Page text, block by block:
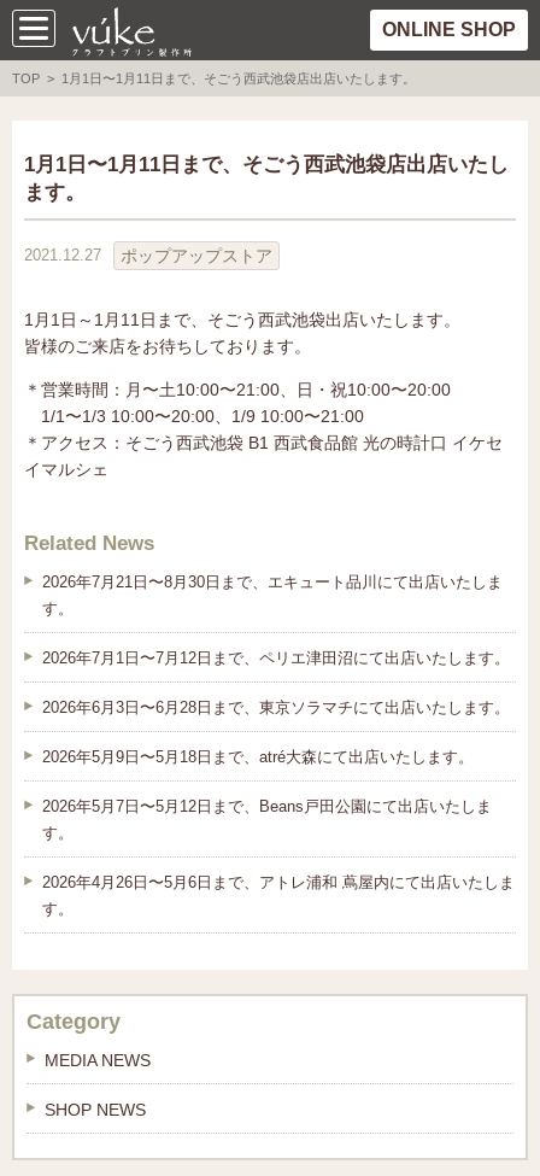
ONLINE SHOP
TOP > 1月1日〜1月11日まで、そごう西武池袋店出店いたします。
1月1日〜1月11日まで、そごう西武池袋店出店いたし
ます。
2021.12.27 ポップアップストア
1月1日～1月11日まで、そごう西武池袋出店いたします。
皆様のご来店をお待ちしております。
＊営業時間：月〜土10:00〜21:00、日・祝10:00〜20:00
1/1〜1/3 10:00〜20:00、1/9 10:00〜21:00
＊アクセス：そごう西武池袋 B1 西武食品館 光の時計口 イケセ
イマルシェ
Related News
2026年7月21日〜8月30日まで、エキュート品川にて出店いたしま
す。
2026年7月1日〜7月12日まで、ペリエ津田沼にて出店いたします。
2026年6月3日〜6月28日まで、東京ソラマチにて出店いたします。
2026年5月9日〜5月18日まで、atré大森にて出店いたします。
2026年5月7日〜5月12日まで、Beans戸田公園にて出店いたしま
す。
2026年4月26日〜5月6日まで、アトレ浦和 蔦屋内にて出店いたしま
す。
Category
MEDIA NEWS
SHOP NEWS